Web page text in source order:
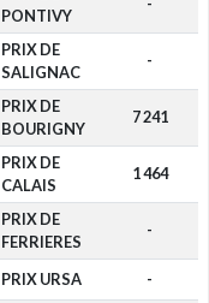
PONTIVY
PRIX DE
SALIGNAC
-
PRIX DE
BOURIGNY
7 241
PRIX DE
CALAIS
1 464
PRIX DE
FERRIERES
-
PRIX URSA -